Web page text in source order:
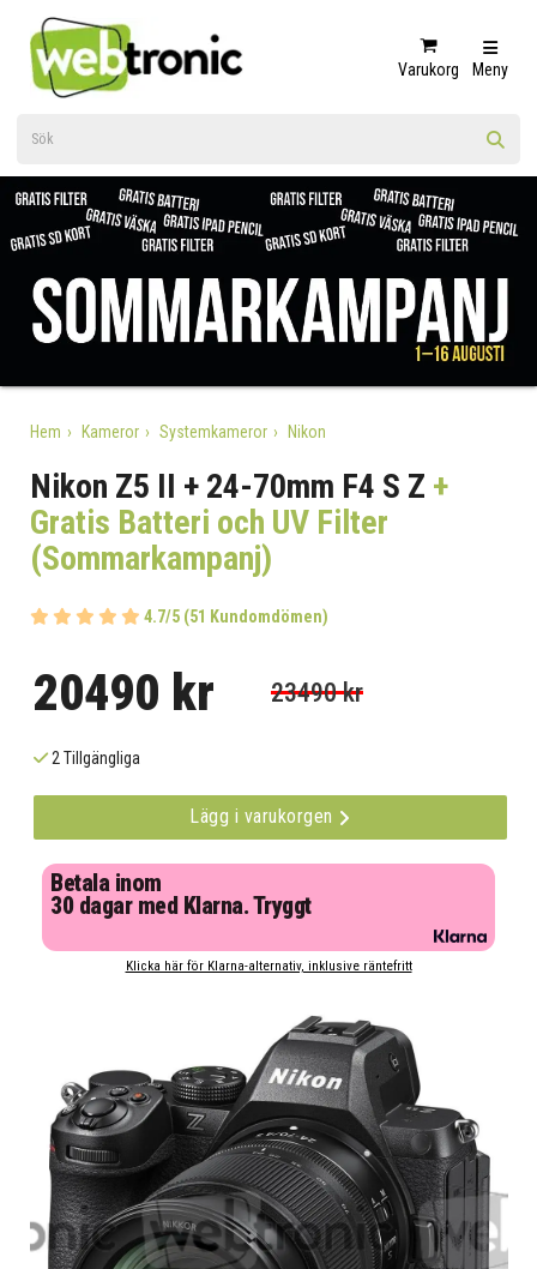
Varukorg Meny
Hem Kameror Systemkameror Nikon
Nikon Z5 II + 24-70mm F4 S Z +
Gratis Batteri och UV Filter
(Sommarkampanj)
4.7/5 (51 Kundomdömen)
20490 kr 23490 kr
2 Tillgängliga
Lägg i varukorgen
Betala inom
30 dagar med Klarna. Tryggt
Klicka här för Klarna-alternativ, inklusive räntefritt